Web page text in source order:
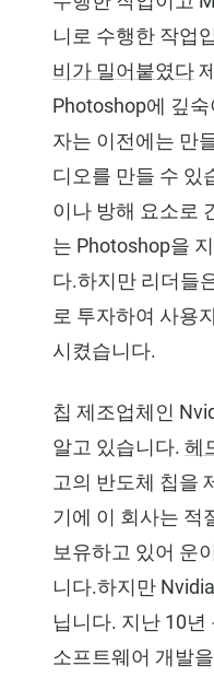
니로 수행한 작업
비가 밀어붙였다
Photoshop에 깊
자는 이전에는 만
디오를 만들 수 있
이나 방해 요소로
는 Photoshop을
다.하지만 리더들
로 투자하여 사용
시켰습니다.
칩 제조업체인
알고 있습니다. 헤
고의 반도체 칩을
기에 이 회사는 적
보유하고 있어 운
니다.하지만
닙니다. 지난 10
소프트웨어 개발